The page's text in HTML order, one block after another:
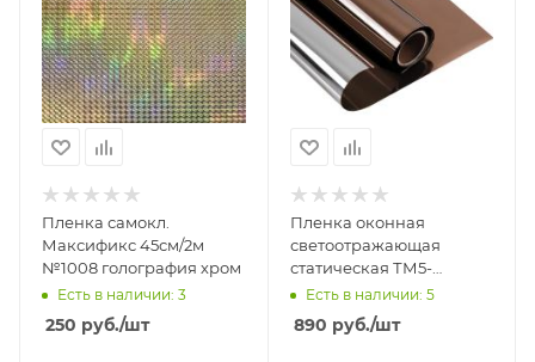
Пленка самокл.
Максификс 45см/2м
№1008 голография хром
Есть в наличии: 3
250 руб./шт
Пленка оконная
светоотражающая
статическая ТМ5-
Т03/S45 кофе
Есть в наличии: 5
890 руб./шт